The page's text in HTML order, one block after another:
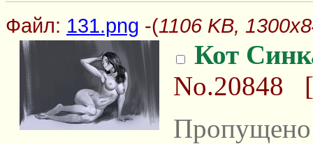
Файл: 131.png -(1106 KB,
Кот
No.20848 [
Пропущено